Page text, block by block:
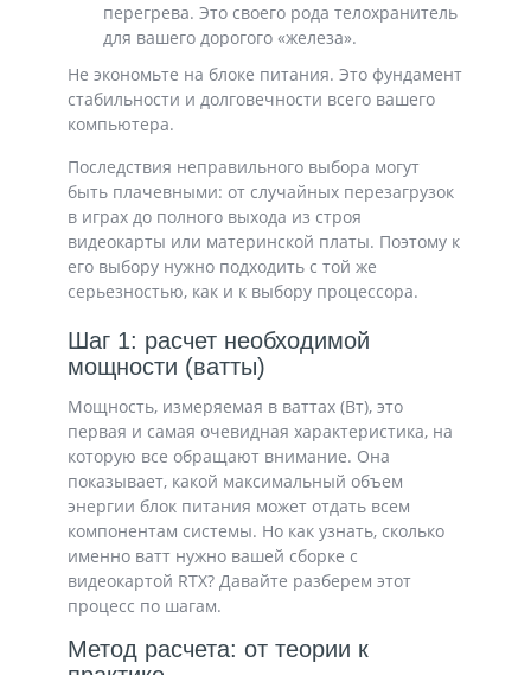
перегрева. Это своего рода телохранитель
для вашего дорогого «железа».
Не экономьте на блоке питания. Это фундамент
стабильности и долговечности всего вашего
компьютера.
Последствия неправильного выбора могут
быть плачевными: от случайных перезагрузок
в играх до полного выхода из строя
видеокарты или материнской платы. Поэтому к
его выбору нужно подходить с той же
серьезностью, как и к выбору процессора.
Шаг 1: расчет необходимой
мощности (ватты)
Мощность, измеряемая в ваттах (Вт), это
первая и самая очевидная характеристика, на
которую все обращают внимание. Она
показывает, какой максимальный объем
энергии блок питания может отдать всем
компонентам системы. Но как узнать, сколько
именно ватт нужно вашей сборке с
видеокартой RTX? Давайте разберем этот
процесс по шагам.
Метод расчета: от теории к